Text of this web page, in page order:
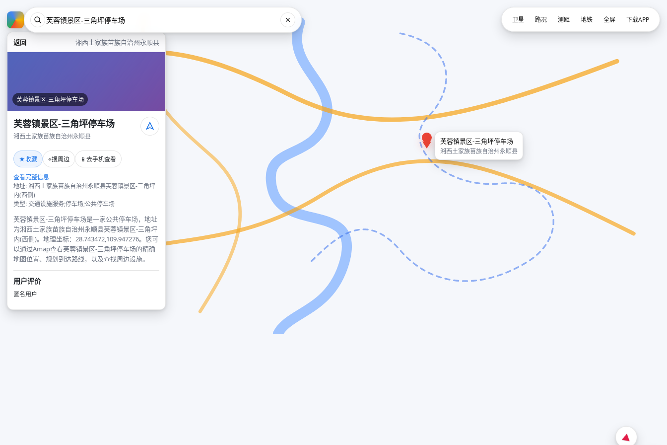
返回 湘西土家族苗族自治州永顺县
芙蓉镇景区-三角坪停车场
芙蓉镇景区-三角坪停车场
湘西土家族苗族自治州永顺县
★收藏 ⌖搜周边 📱 去手机查看
查看完整信息
地址: 湘西土家族苗族自治州永顺县芙蓉镇景区-三角坪
内(西侧)
类型: 交通设施服务;停车场;公共停车场
芙蓉镇景区-三角坪停车场是一家公共停车场，地址
为湘西土家族苗族自治州永顺县芙蓉镇景区-三角坪
内(西侧)。地理坐标：28.743472,109.947276。您可
以通过Amap查看芙蓉镇景区-三角坪停车场的精确
地图位置、规划到达路线，以及查找周边设施。
用户评价
匿名用户
芙蓉镇景区-三角坪停车场
湘西土家族苗族自治州永顺县
卫星 路况 测距 地铁 全屏 下载APP